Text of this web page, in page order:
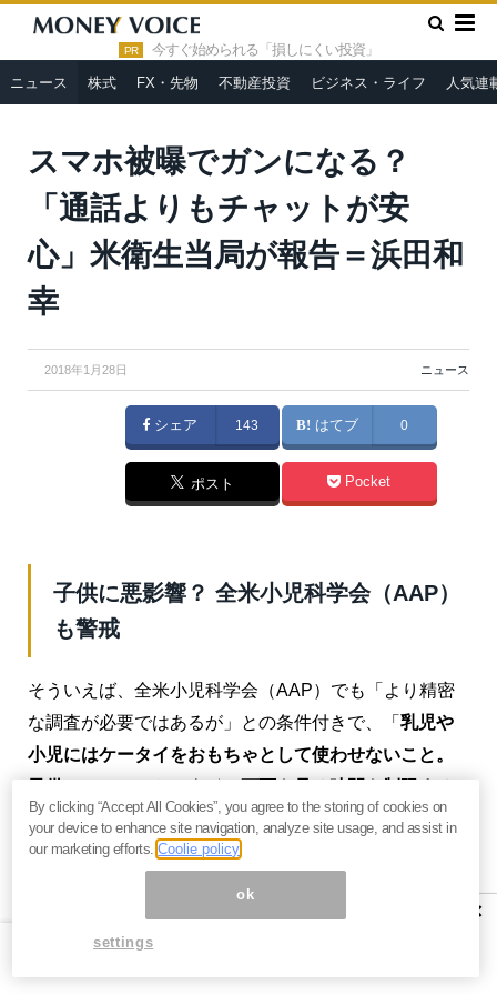
PR 今すぐ始められる「損しにくい投資」
ニュース 株式 FX・先物 不動産投資 ビジネス・ライフ 人気連
HOME » ニュース »
スマホ被曝でガンになる？「通話よりもチ
ャットが安心」米衛生当局が報告＝浜田和幸
スマホ被曝でガンになる？
「通話よりもチャットが安
心」米衛生当局が報告＝浜田和
幸
2018年1月28日 ニュース
シェア 143 はてブ 0
ポスト Pocket
子供に悪影響？ 全米小児科学会（AAP）
も警戒
そういえば、全米小児科学会（AAP）でも「より精密
な調査が必要ではあるが」との条件付きで、「 乳児や
小児にはケータイをおもちゃとして使わせないこと。
こと 」との提言をまとめている。
どう考えても、子供にとって健康上悪いというのであ
大人にとっても手放しでは歓迎できない話
なかろうか。
要は、これだけ便利なケータイだが、その負の側面は
×
By clicking “Accept All Cookies”, you agree to the storing of cookies on
your device to enhance site navigation, analyze site usage, and assist in
our marketing efforts.Coolie policy
ok
settings